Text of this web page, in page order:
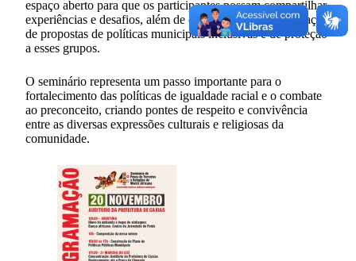
espaço aberto para que os participantes possam compartilhar
experiências e desafios, além de colaborar para a formulação
de propostas de políticas municipais inclusivas e de proteção
a esses grupos.
O seminário representa um passo importante para o
fortalecimento das políticas de igualdade racial e o combate
ao preconceito, criando pontes de respeito e convivência
entre as diversas expressões culturais e religiosas da
comunidade.